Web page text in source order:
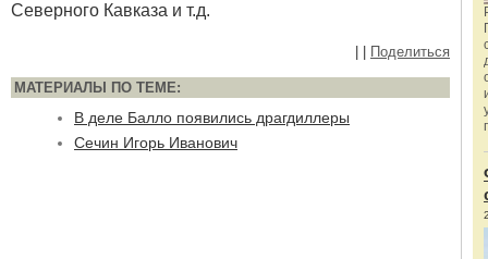
Северного Кавказа и т.д.
Поделиться
МАТЕРИАЛЫ ПО ТЕМЕ:
В деле Балло появились драгдиллеры
Сечин Игорь Иванович